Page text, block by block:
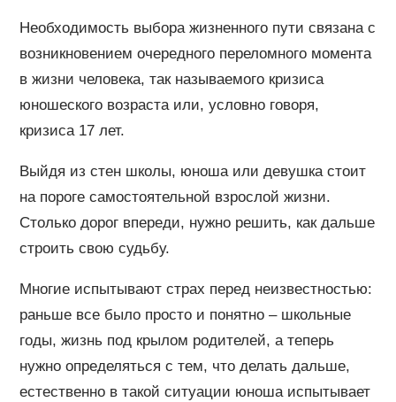
Необходимость выбора жизненного пути связана с
возникновением очередного переломного момента
в жизни человека, так называемого кризиса
юношеского возраста или, условно говоря,
кризиса 17 лет.
Выйдя из стен школы, юноша или девушка стоит
на пороге самостоятельной взрослой жизни.
Столько дорог впереди, нужно решить, как дальше
строить свою судьбу.
Многие испытывают страх перед неизвестностью:
раньше все было просто и понятно – школьные
годы, жизнь под крылом родителей, а теперь
нужно определяться с тем, что делать дальше,
естественно в такой ситуации юноша испытывает